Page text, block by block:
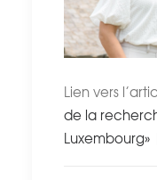
Lien vers
de la